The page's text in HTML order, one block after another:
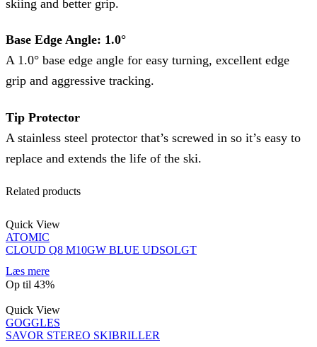
skiing and better grip.
Base Edge Angle: 1.0°
A 1.0° base edge angle for easy turning, excellent edge
grip and aggressive tracking.
Tip Protector
A stainless steel protector that’s screwed in so it’s easy to
replace and extends the life of the ski.
Related products
Quick View
ATOMIC
CLOUD Q8 M10GW BLUE UDSOLGT
Læs mere
Op til 43%
Quick View
GOGGLES
SAVOR STEREO SKIBRILLER